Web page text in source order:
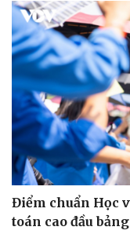
Sức khỏe
Dinh dưỡng - món ngon
Cây thuốc
Sản phụ khoa
Nhi khoa
Nam khoa
Làm đẹp - giảm cân
Phòng mạch online
Ăn sạch sống khỏe
Điểm chuẩn Học
toán cao đầu